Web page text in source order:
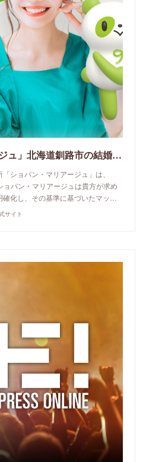
「ショパン・マリアージュ」北海道釧路市の結婚相談所 | TMS（全国結婚相談事業者連盟）公式サイト
ショパン・マリアージュ」は、
パン・マリアージュは貴方が求め
化し、その基準に基づいたマッ…
サイト